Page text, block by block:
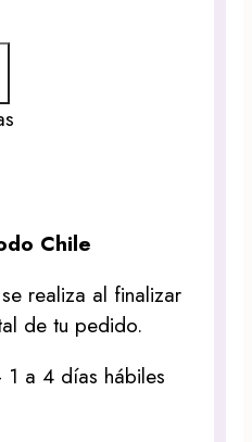
Chile
realiza al finalizar
de tu pedido.
1 a 4 días hábiles